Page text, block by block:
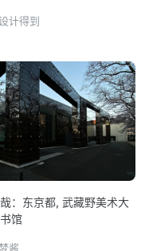
计得到
：东京都, 武藏野美术大
馆
酱